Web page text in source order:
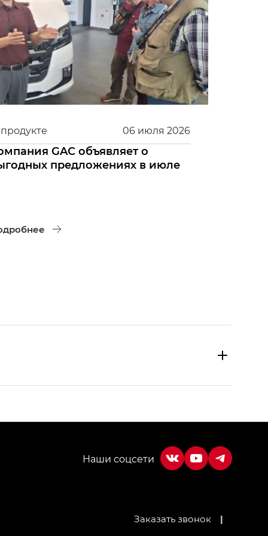
06 июля 2026
GAC объявляет о
предложениях в июле
— GX PREMIUM, Джи Эти — GT, Джи Эль —
Заказать звонок |